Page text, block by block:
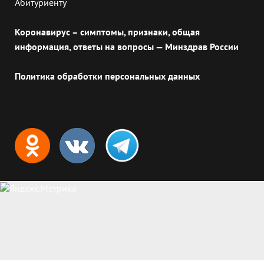
Абитуриенту
Коронавирус – симптомы, признаки, общая
информация, ответы на вопросы — Минздрав России
Политика обработки персональных данных